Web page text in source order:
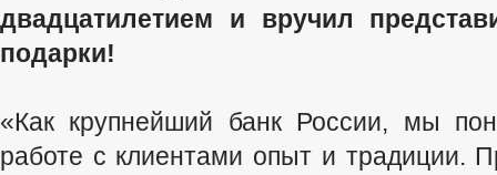
двадцатилетием и вручил
подарки!
«Как крупнейший банк России, мы
работе с клиентами опыт и традиции.